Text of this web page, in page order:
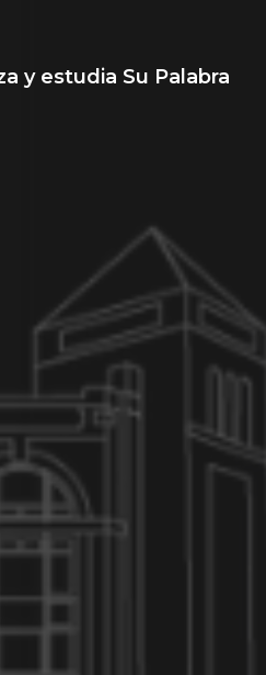
y estudia Su Palabra